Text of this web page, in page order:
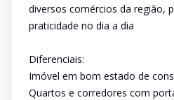
diversos comércios da região,
praticidade no dia a dia
Diferenciais:
Imóvel em bom estado de
Quartos e corredores com